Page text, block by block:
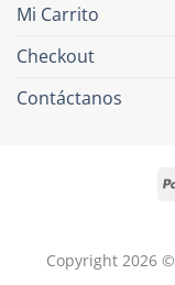
Mi Carrito
Checkout
Contáctanos
Copyright 2026 ©